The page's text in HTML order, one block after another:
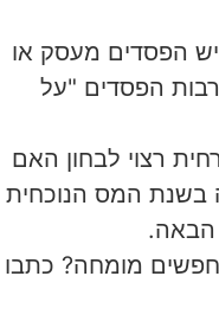
הפסדים מעסק או
הפסדים "על
רצוי לבחון האם
בשנת המס הנוכחית
הבאה.
מומחה? כתבו